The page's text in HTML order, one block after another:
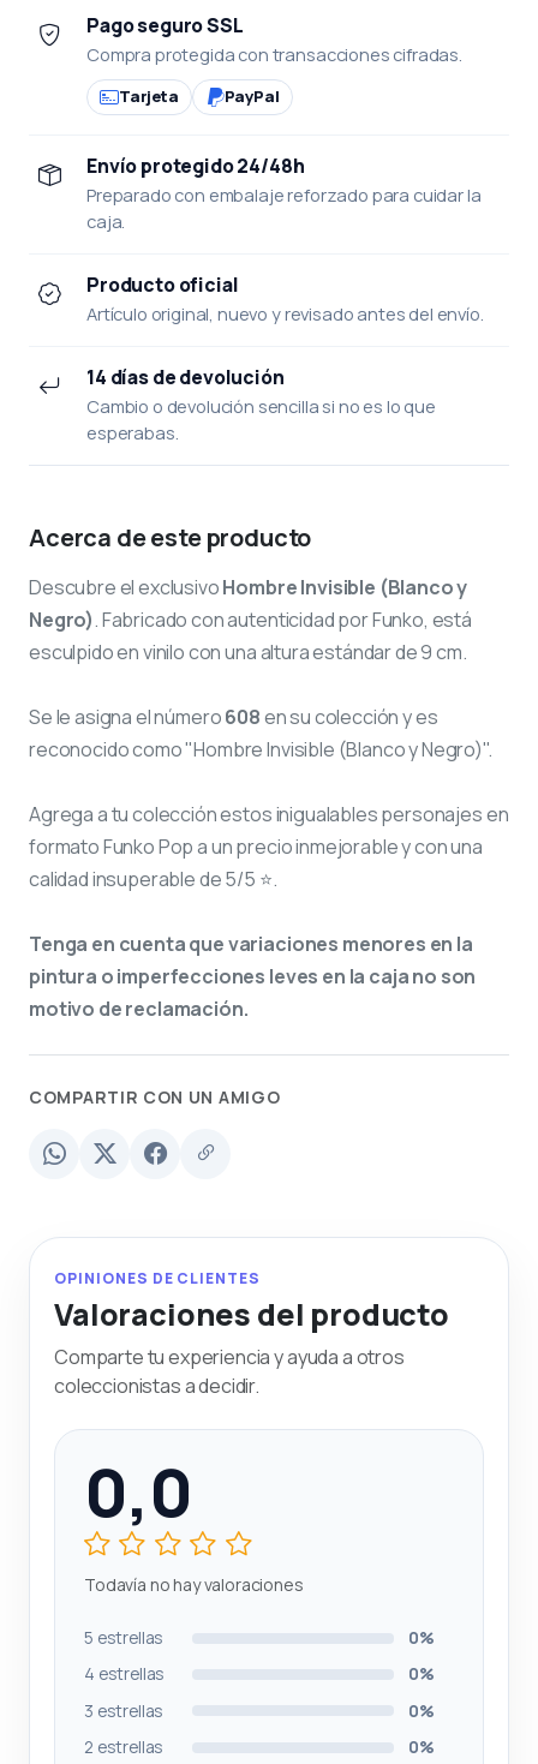
Pago seguro SSL
Compra protegida con transacciones cifradas.
Tarjeta PayPal
Envío protegido 24/48h
Preparado con embalaje reforzado para cuidar la
caja.
Producto oficial
Artículo original, nuevo y revisado antes del envío.
14 días de devolución
Cambio o devolución sencilla si no es lo que
esperabas.
Acerca de este producto
Descubre el exclusivoHombre Invisible (Blanco y
Negro). Fabricado con autenticidad por Funko, está
esculpido en vinilo con una altura estándar de 9 cm.
Se le asigna el número608en su colección y es
reconocido como "Hombre Invisible (Blanco y Negro)".
Agrega a tu colección estos inigualables personajes en
formato Funko Pop a un precio inmejorable y con una
calidad insuperable de 5/5 ⭐.
Tenga en cuenta que variaciones menores en la
pintura o imperfecciones leves en la caja no son
motivo de reclamación.
COMPARTIR CON UN AMIGO
OPINIONES DE CLIENTES
Valoraciones del producto
Comparte tu experiencia y ayuda a otros
coleccionistas a decidir.
0,0
Todavía no hay valoraciones
5 estrellas
0%
4 estrellas
0%
3 estrellas
0%
2 estrellas
0%